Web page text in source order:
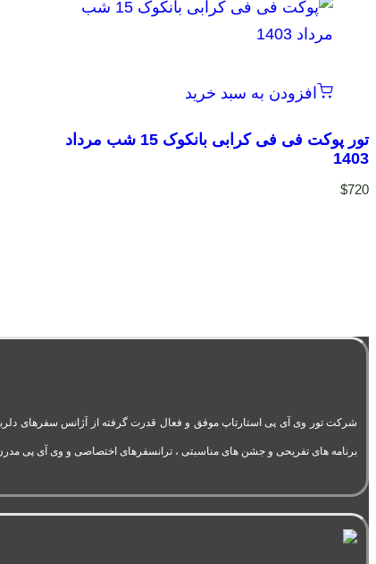
افزودن به سبد خرید
تور پوکت فی فی کرابی بانکوک 15 شب مرداد
1403
$720
برنامه های تفریحی و جشن های مناسبتی ، ترانسفرهای اختصاصی و وی آی پی